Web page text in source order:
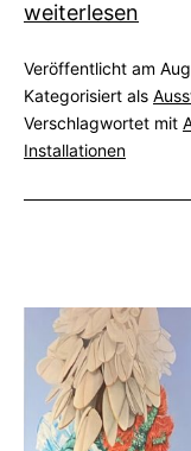
200
Gegenwart.
Konstellation
3
weiterlesen
Veröffentlicht am
Kategorisiert als
Verschlagwortet mit
Installationen